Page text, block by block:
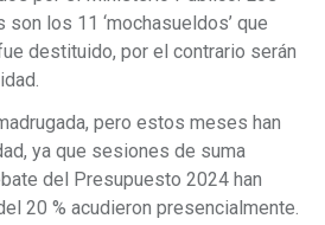
los 11 ‘mochasueldos’ que
destituido, por el contrario serán
pero estos meses han
ya que sesiones de suma
del Presupuesto 2024 han
20 % acudieron presencialmente.